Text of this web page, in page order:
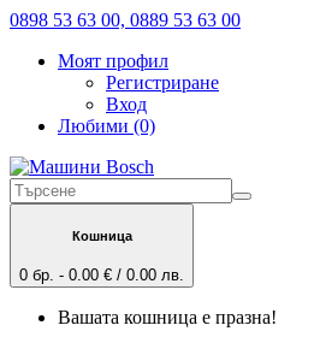
0898 53 63 00, 0889 53 63 00
Моят профил
Регистриране
Вход
Любими (0)
Кошница
0 бр. - 0.00 € / 0.00 лв.
Вашата кошница е празна!